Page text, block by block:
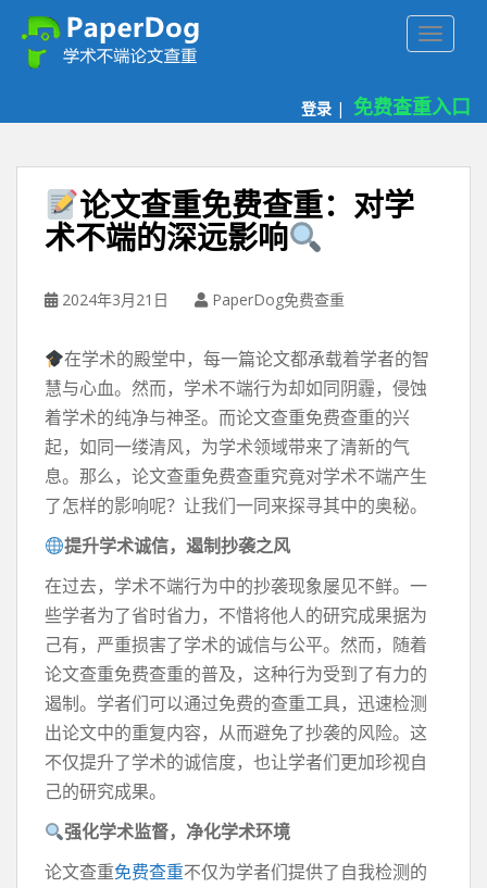
登录 | 免费查重入口
论文查重免费查重：对学
术不端的深远影响
2024年3月21日 PaperDog免费查重
在学术的殿堂中，每一篇论文都承载着学者的智
慧与心血。然而，学术不端行为却如同阴霾，侵蚀
着学术的纯净与神圣。而论文查重免费查重的兴
起，如同一缕清风，为学术领域带来了清新的气
息。那么，论文查重免费查重究竟对学术不端产生
了怎样的影响呢？让我们一同来探寻其中的奥秘。
提升学术诚信，遏制抄袭之风
在过去，学术不端行为中的抄袭现象屡见不鲜。一
些学者为了省时省力，不惜将他人的研究成果据为
己有，严重损害了学术的诚信与公平。然而，随着
论文查重免费查重的普及，这种行为受到了有力的
遏制。学者们可以通过免费的查重工具，迅速检测
出论文中的重复内容，从而避免了抄袭的风险。这
不仅提升了学术的诚信度，也让学者们更加珍视自
己的研究成果。
强化学术监督，净化学术环境
论文查重免费查重不仅为学者们提供了自我检测的